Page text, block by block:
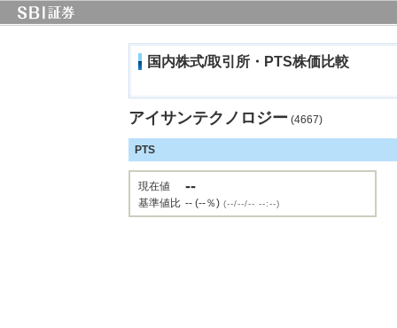
国内株式/取引所・PTS株価比較
アイサンテクノロジー (4667)
PTS
現在値 --
基準値比 -- (--％) (--/--/-- --:--)